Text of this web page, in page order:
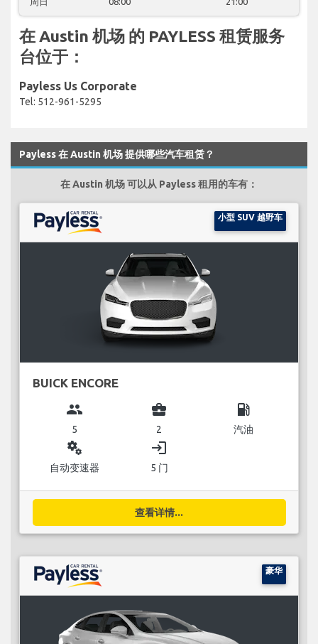
在 Austin 机场 的 PAYLESS 租赁服务
台位于：
Payless Us Corporate
Tel: 512-961-5295
Payless 在 Austin 机场 提供哪些汽车租赁？
在 Austin 机场 可以从 Payless 租用的车有：
小型 SUV 越野车
BUICK ENCORE
group
5
business_center
2
local_gas_station
汽油
miscellaneous_services
自动变速器
login
5 门
查看详情...
豪华